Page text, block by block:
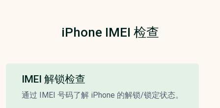
iPhone IMEI 检查
IMEI 解锁检查
通过 IMEI 号码了解 iPhone 的解锁/锁定状态。